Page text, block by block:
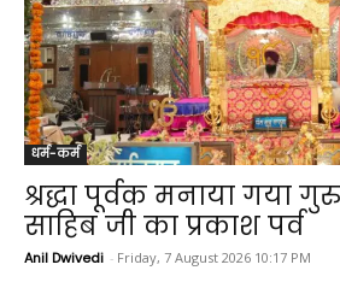
धर्म-कर्म
श्रद्धा पूर्वक मनाया गया
साहिब जी का प्रकाश पर्व
Anil Dwivedi - Friday, 7 August 2026 10:17 PM